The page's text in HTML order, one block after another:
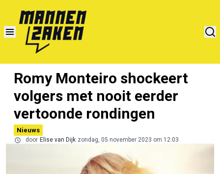
Romy Monteiro shockeert
volgers met nooit eerder
vertoonde rondingen
Nieuws
door Elise van Dijk zondag, 05 november 2023 om 12:03